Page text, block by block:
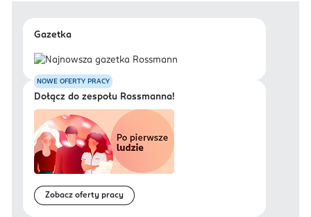
Gazetka
NOWE OFERTY PRACY
Dołącz do zespołu Rossmanna!
Zobacz oferty pracy